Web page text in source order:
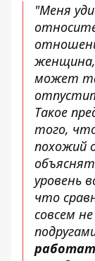
"Меня
может
Такое
того,
похожий
уровень
что
совсем